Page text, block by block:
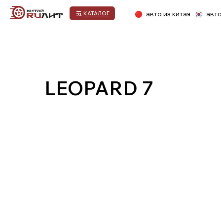
авто из китая авто из
КАТАЛОГ
LEOPARD 7
ПРОЦЕСС ПОКУПКИ НОВОГО
автомобиле, которая поможет определиться с
1.Выбор автомобиля
услуг